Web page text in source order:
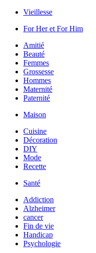
Vieillesse
For Her et For Him
Amitié
Beauté
Femmes
Grossesse
Hommes
Maternité
Paternité
Maison
Cuisine
Décoration
DIY
Mode
Recette
Santé
Addiction
Alzheimer
cancer
Fin de vie
Handicap
Psychologie